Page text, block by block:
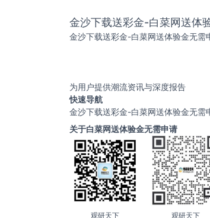
金沙下载送彩金-白菜网送体
金沙下载送彩金-白菜网送体验金无需
为用户提供潮流资讯与深度报告
快速导航
金沙下载送彩金-白菜网送体验金无需
关于白菜网送体验金无需申请
观研天下 观研天下